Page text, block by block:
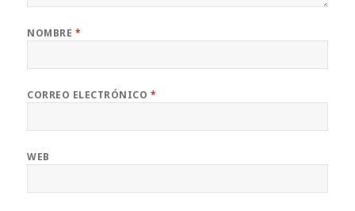
NOMBRE *
CORREO ELECTRÓNICO *
WEB